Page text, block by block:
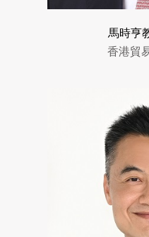
馬時亨
香港貿